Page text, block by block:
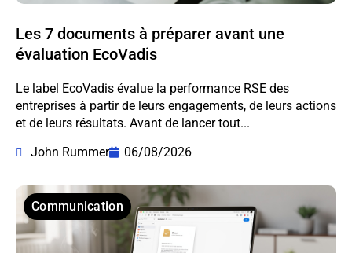
Les 7 documents à préparer avant une
évaluation EcoVadis
Le label EcoVadis évalue la performance RSE des
entreprises à partir de leurs engagements, de leurs actions
et de leurs résultats. Avant de lancer tout...
John Rummer
06/08/2026
Communication